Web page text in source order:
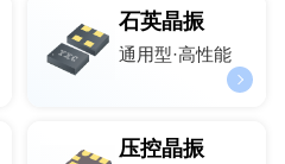
石英晶振
通用型·高性能
压控晶振